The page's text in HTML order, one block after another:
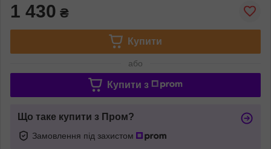
1 430 ₴
Купити
або
Купити з
Що таке купити з Пром?
Замовлення під захистом